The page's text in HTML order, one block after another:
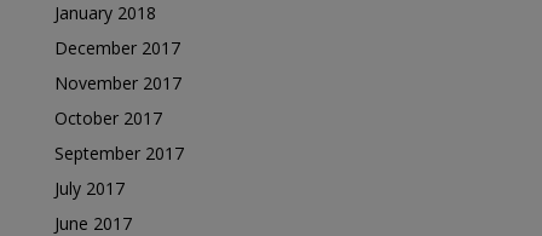
January 2018
December 2017
November 2017
October 2017
September 2017
July 2017
June 2017